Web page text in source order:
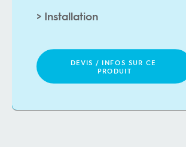
> Conception
DEVIS / INFOS SUR CE
PRODUIT